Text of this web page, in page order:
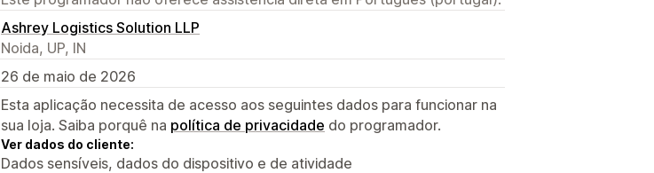
Ashrey Logistics Solution LLP
Noida, UP, IN
26 de maio de 2026
Esta aplicação necessita de acesso aos seguintes dados para funcionar na
sua loja. Saiba porquê na política de privacidade do programador.
Ver dados do cliente:
Dados sensíveis, dados do dispositivo e de atividade